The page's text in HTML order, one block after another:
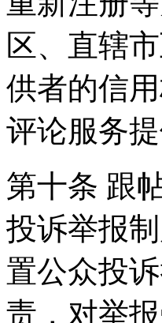
区、直辖
供者的信
评论服务
第十条 跟
投诉举报
置公众投
责，对举